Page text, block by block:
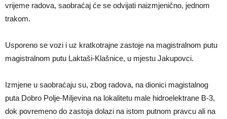
vrijeme radova, saobraćaj će se odvijati naizmjenično, jednom
trakom.
Usporeno se vozi i uz kratkotrajne zastoje na magistralnom putu
magistralnom putu Laktaši-Klašnice, u mjestu Jakupovci.
Izmjene u saobraćaju su, zbog radova, na dionici magistalnog
puta Dobro Polje-Miljevina na lokalitetu male hidroelektrane B-3,
dok povremeno do zastoja dolazi na istom putnom pravcu ali na